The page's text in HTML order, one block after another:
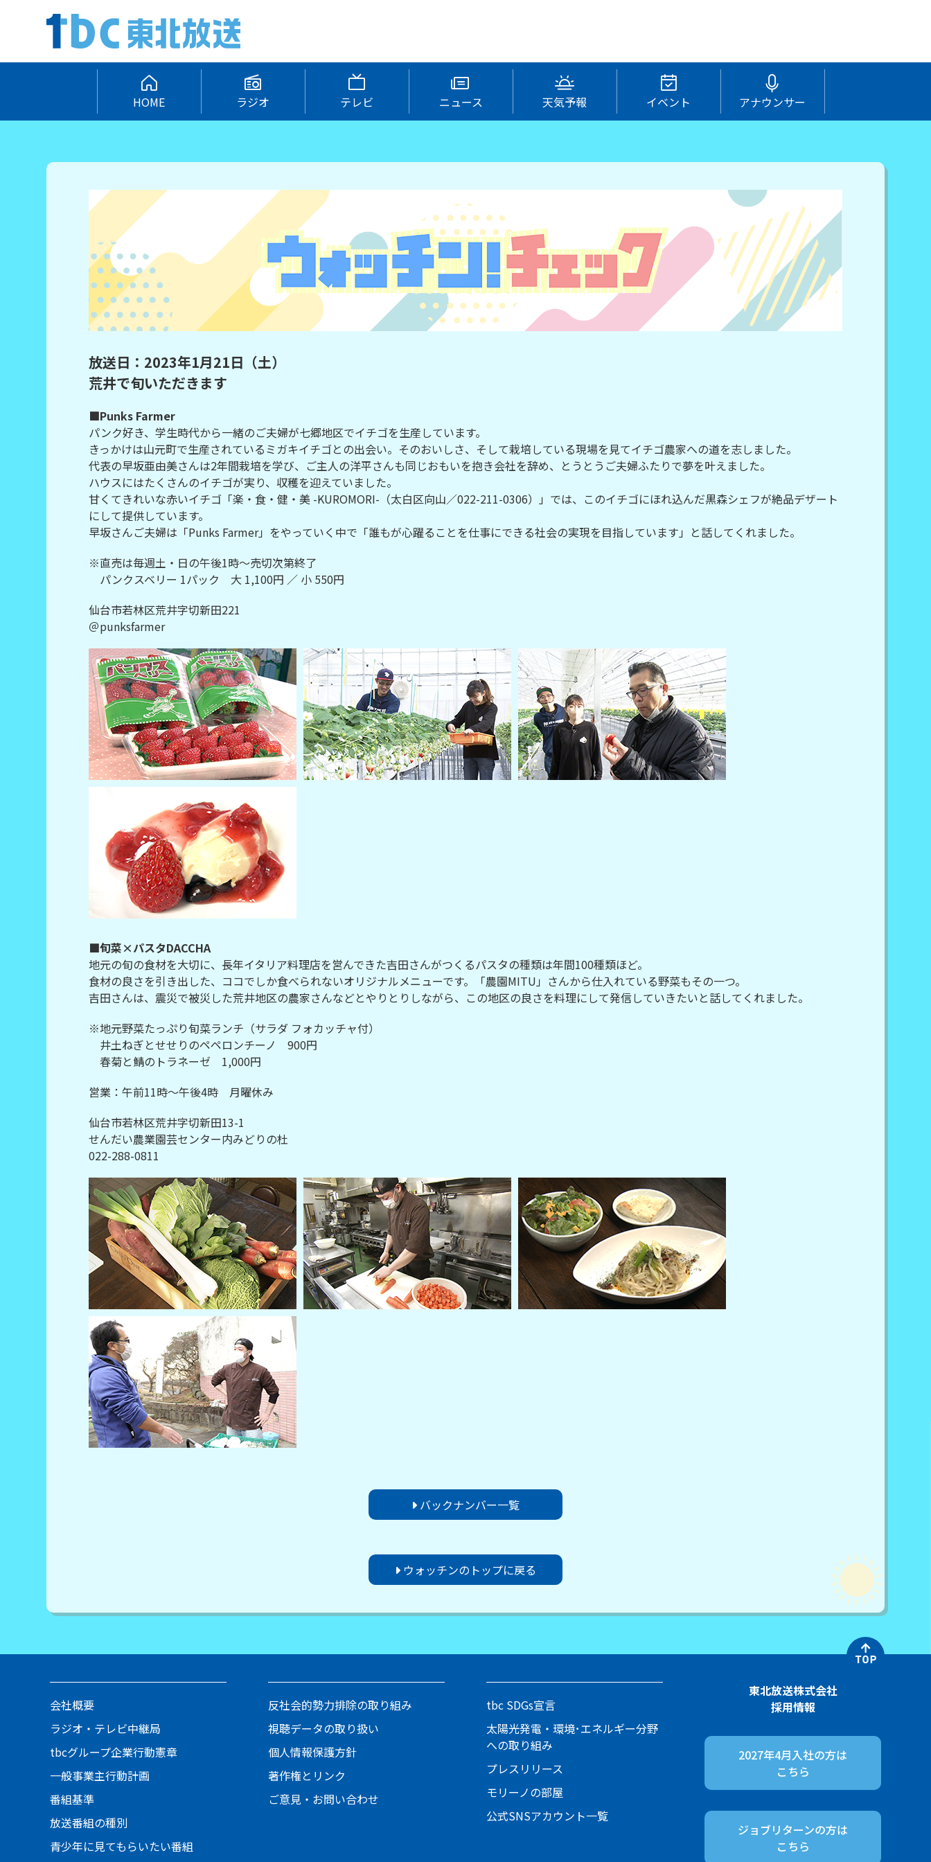
HOME ラジオ テレビ ニュース 天気予報 イベント アナウンサー
放送日：2023年1月21日（土）
荒井で旬いただきます
■Punks Farmer
パンク好き、学生時代から一緒のご夫婦が七郷地区でイチゴを生産しています。
きっかけは山元町で生産されているミガキイチゴとの出会い。そのおいしさ、そして栽培している現場を見てイチゴ農家への道を志しました。
代表の早坂亜由美さんは2年間栽培を学び、ご主人の洋平さんも同じおもいを抱き会社を辞め、とうとうご夫婦ふたりで夢を叶えました。
ハウスにはたくさんのイチゴが実り、収穫を迎えていました。
甘くてきれいな赤いイチゴ「楽・食・健・美 -KUROMORI-（太白区向山／022-211-0306）」では、このイチゴにほれ込んだ黒森シェフが絶品デザート
にして提供しています。
早坂さんご夫婦は「Punks Farmer」をやっていく中で「誰もが心躍ることを仕事にできる社会の実現を目指しています」と話してくれました。
※直売は毎週土・日の午後1時～売切次第終了
パンクスベリー 1パック 大 1,100円 ／ 小 550円
仙台市若林区荒井字切新田221
＠punksfarmer
■旬菜×パスタDACCHA
地元の旬の食材を大切に、長年イタリア料理店を営んできた吉田さんがつくるパスタの種類は年間100種類ほど。
食材の良さを引き出した、ココでしか食べられないオリジナルメニューです。「農園MITU」さんから仕入れている野菜もその一つ。
吉田さんは、震災で被災した荒井地区の農家さんなどとやりとりしながら、この地区の良さを料理にして発信していきたいと話してくれました。
※地元野菜たっぷり旬菜ランチ（サラダ フォカッチャ付）
井土ねぎとせせりのペペロンチーノ 900円
春菊と鯖のトラネーゼ 1,000円
営業：午前11時～午後4時 月曜休み
仙台市若林区荒井字切新田13-1
せんだい農業園芸センター内みどりの杜
022-288-0811
バックナンバー一覧
ウォッチンのトップに戻る
会社概要
ラジオ・テレビ中継局
tbcグループ企業行動憲章
一般事業主行動計画
番組基準
放送番組の種別
青少年に見てもらいたい番組
反社会的勢力排除の取り組み
視聴データの取り扱い
個人情報保護方針
著作権とリンク
ご意見・お問い合わせ
tbc SDGs宣言
太陽光発電・環境･エネルギー分野
への取り組み
プレスリリース
モリーノの部屋
公式SNSアカウント一覧
東北放送株式会社
採用情報
2027年4月入社の方は
こちら
ジョブリターンの方は
こちら